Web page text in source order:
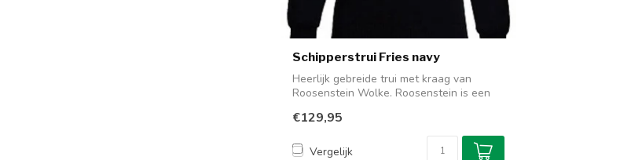
Schipperstrui Fries navy
Heerlijk gebreide trui met kraag van
Roosenstein Wolke. Roosenstein is een
€129,95
Vergelijk